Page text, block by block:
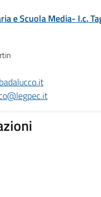
e Scuola Media- I.c.